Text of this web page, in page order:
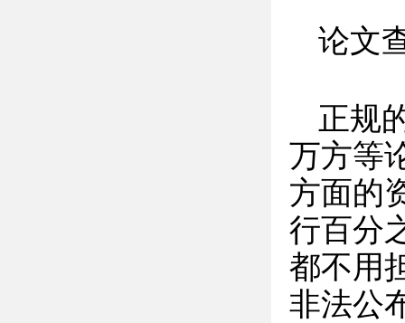
论文
正规
万方等
方面的
行百分
都不用
非法公